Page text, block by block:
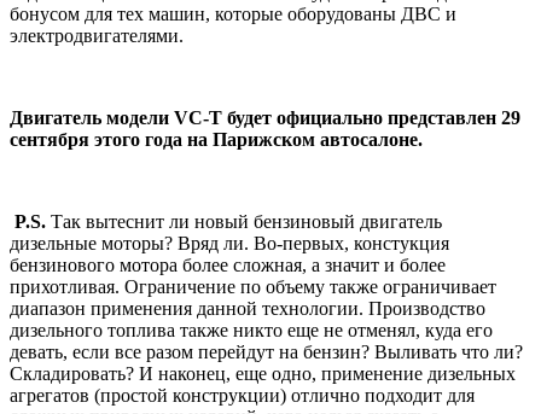
бонусом для тех машин, которые оборудованы ДВС и
электродвигателями.
Двигатель модели VC-T будет официально представлен 29
сентября этого года на Парижском автосалоне.
P.S. Так вытеснит ли новый бензиновый двигатель
дизельные моторы? Вряд ли. Во-первых, констукция
бензинового мотора более сложная, а значит и более
прихотливая. Ограничение по объему также ограничивает
диапазон применения данной технологии. Производство
дизельного топлива также никто еще не отменял, куда его
девать, если все разом перейдут на бензин? Выливать что ли?
Складировать? И наконец, еще одно, применение дизельных
агрегатов (простой конструкции) отлично подходит для